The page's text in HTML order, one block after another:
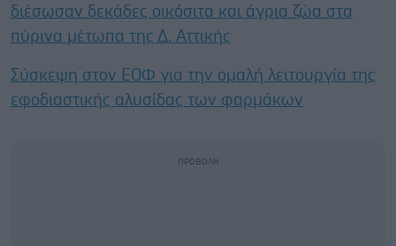
διέσωσαν δεκάδες οικόσιτα και άγρια ζώα στα
πύρινα μέτωπα της Δ. Αττικής
Σύσκεψη στον ΕΟΦ για την ομαλή λειτουργία της
εφοδιαστικής αλυσίδας των φαρμάκων